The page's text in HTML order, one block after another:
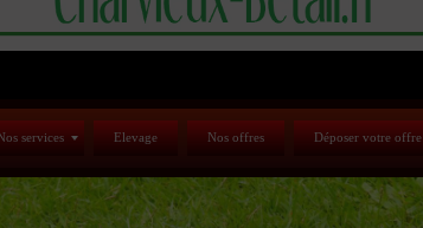
services Elevage Nos offres Déposer votre offre